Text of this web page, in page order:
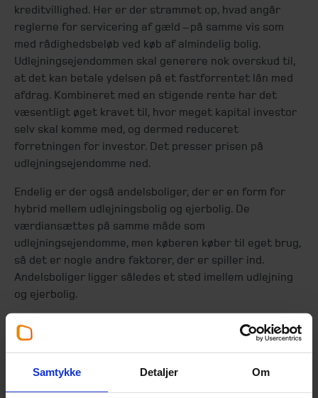
Samtykke Detaljer Om
kreditvillighed. Her er der strammet op, hvad angår
reglerne for servicering af gæld – på samme vis som
med rådighedsbeløb ved køb af almindelig bolig.
Udlejningsejendommen skal generere nok overskud til,
at det kan betale ydelsen på et fastforrentet lån med
afdrag. Kombineret med en stigende rente har det
væsentligt øget kravet til, hvor meget kapital investor
selv skal komme med, og dermed reduceret
forretningen for investor. Det presser prisen på
udlejningsejendomme ned.
Endelig er der også andelsboliger, der er en form for
hybrid mellem udlejningsbolig og ejerbolig. De
værdiansættes på samme måde som
udlejningsejendomme, men køberen køber til eget brug,
så det er nogle andre faktorer, der er spiller ind.
Andelsboliger ligger således et sted imellem udlejning
og ejerbolig.
Der kunne skrives meget mere om de enkelte
boligformer og hvordan de påvirkes af økonomiens
udvikling, men pointen er, at boligmarkedet rummer en
række nuancer, du skal have med i dine overvejelser, og
det, der kan være en ulempe på den korte bane, kan